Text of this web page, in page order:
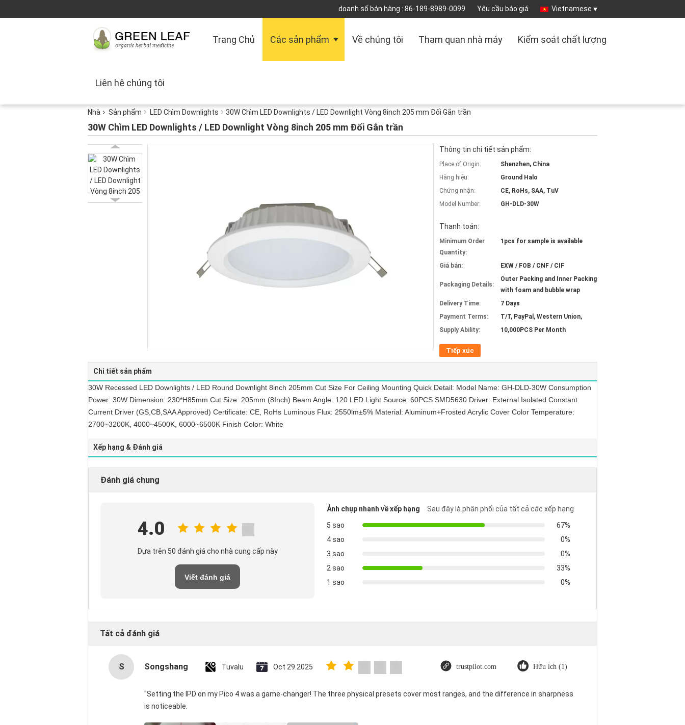
doanh số bán hàng : 86-189-8989-0099 Yêu cầu báo giá Vietnamese
Trang Chủ Các sản phẩm Về chúng tôi Tham quan nhà máy Kiểm soát chất lượng
Liên hệ chúng tôi
Nhà Sản phẩm LED Chìm Downlights 30W Chìm LED Downlights / LED Downlight Vòng 8inch 205 mm Đối Gắn trần
30W Chìm LED Downlights / LED Downlight Vòng 8inch 205 mm Đối Gắn trần
Thông tin chi tiết sản phẩm:
Place of Origin:
Shenzhen, China
Hàng hiệu:
Ground Halo
Chứng nhận:
CE, RoHs, SAA, TuV
Model Number:
GH-DLD-30W
Thanh toán:
Minimum Order
Quantity:
1pcs for sample is available
Giá bán: EXW / FOB / CNF / CIF
Packaging Details:
Outer Packing and Inner Packing
with foam and bubble wrap
Delivery Time:
7 Days
Payment Terms:
T/T, PayPal, Western Union,
Supply Ability:
10,000PCS Per Month
Tiếp xúc
Chi tiết sản phẩm
30W Recessed LED Downlights / LED Round Downlight 8inch 205mm Cut Size For Ceiling Mounting Quick Detail: Model Name: GH-DLD-30W Consumption
Power: 30W Dimension: 230*H85mm Cut Size: 205mm (8Inch) Beam Angle: 120 LED Light Source: 60PCS SMD5630 Driver: External Isolated Constant
Current Driver (GS,CB,SAA Approved) Certificate: CE, RoHs Luminous Flux: 2550lm±5% Material: Aluminum+Frosted Acrylic Cover Color Temperature:
2700~3200K, 4000~4500K, 6000~6500K Finish Color: White
Xếp hạng & Đánh giá
Đánh giá chung
4.0
Dựa trên 50 đánh giá cho nhà cung cấp này
Viết đánh giá
Ảnh chụp nhanh về xếp hạng
Sau đây là phân phối của tất cả các xếp hạng
5 sao
67%
4 sao
0%
3 sao
0%
2 sao
33%
1 sao
0%
Tất cả đánh giá
S Songshang Tuvalu Oct 29.2025 trustpilot.com Hữu ích (1)
"Setting the IPD on my Pico 4 was a game-changer! The three physical presets cover most ranges, and the difference in sharpness
is noticeable.